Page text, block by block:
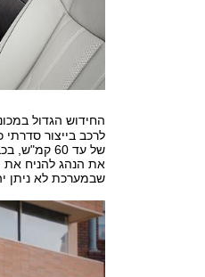
החידוש הגדול
לרכב בייצור סדרתי
של עד 60
את הנהג להניח את
שבמערכת לא ניתן